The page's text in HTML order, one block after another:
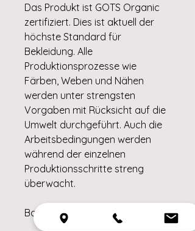
Das Produkt ist GOTS Organic
zertifiziert. Dies ist aktuell der
höchste Standard für
Bekleidung. Alle
Produktionsprozesse wie
Färben, Weben und Nähen
werden unter strengsten
Vorgaben mit Rücksicht auf die
Umwelt durchgeführt. Auch die
Arbeitsbedingungen werden
während der einzelnen
Produktionsschritte streng
überwacht.
Baumwolle 95%, Elasthan 5%